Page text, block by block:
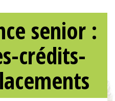
senior :
crédits-